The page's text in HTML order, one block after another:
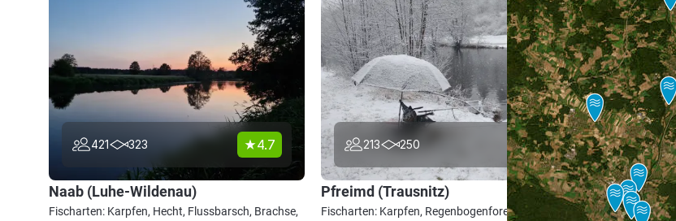
421 323 4.7
Naab (Luhe-Wildenau)
Fischarten: Karpfen, Hecht, Flussbarsch, Brachse,
213 250 4.4
Pfreimd (Trausnitz)
Fischarten: Karpfen, Regenbogenforelle, Hecht,